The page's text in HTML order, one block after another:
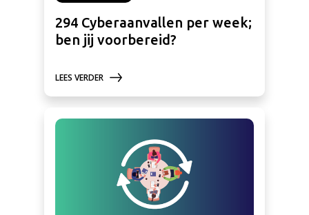
294 Cyberaanvallen per week;
ben jij voorbereid?
LEES VERDER